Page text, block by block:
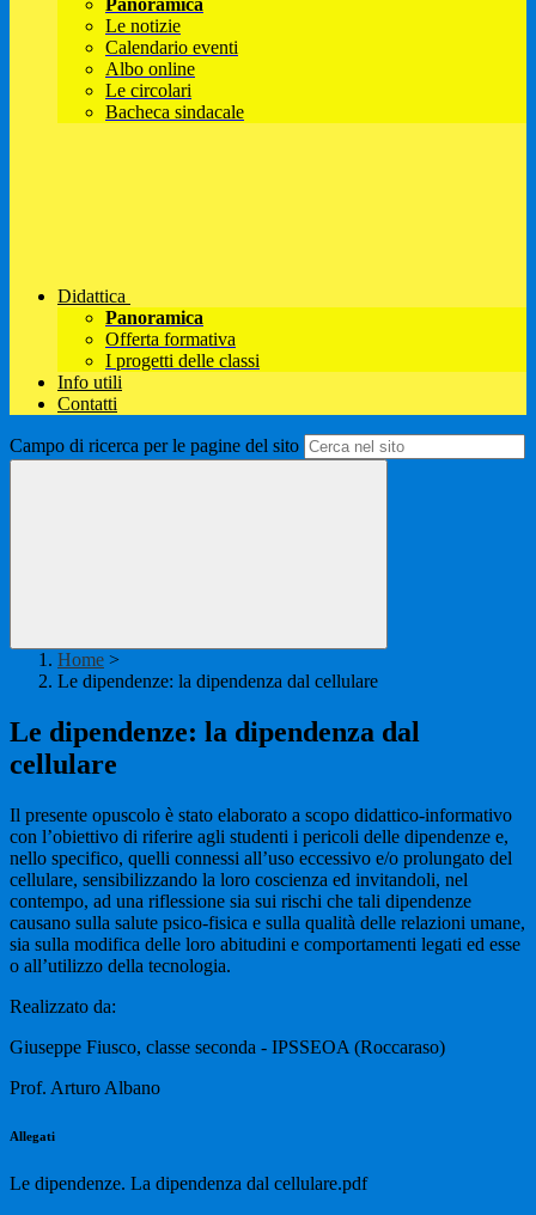
Panoramica
Le notizie
Calendario eventi
Albo online
Le circolari
Bacheca sindacale
Didattica
Panoramica
Offerta formativa
I progetti delle classi
Info utili
Contatti
Campo di ricerca per le pagine del sito
Home >
Le dipendenze: la dipendenza dal cellulare
Le dipendenze: la dipendenza dal
cellulare
Il presente opuscolo è stato elaborato a scopo didattico-informativo
con l’obiettivo di riferire agli studenti i pericoli delle dipendenze e,
nello specifico, quelli connessi all’uso eccessivo e/o prolungato del
cellulare, sensibilizzando la loro coscienza ed invitandoli, nel
contempo, ad una riflessione sia sui rischi che tali dipendenze
causano sulla salute psico-fisica e sulla qualità delle relazioni umane,
sia sulla modifica delle loro abitudini e comportamenti legati ed esse
o all’utilizzo della tecnologia.
Realizzato da:
Giuseppe Fiusco, classe seconda - IPSSEOA (Roccaraso)
Prof. Arturo Albano
Allegati
Le dipendenze. La dipendenza dal cellulare.pdf